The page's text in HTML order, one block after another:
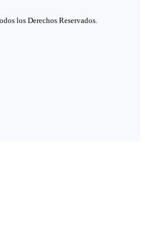
los Derechos Reservados.